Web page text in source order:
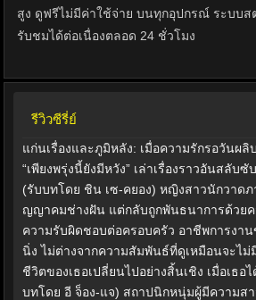
สูง ดูฟรีไม่มีค่าใช้จ่าย บนทุกอุปกรณ์ ระบบส
รับชมได้ต่อเนื่องตลอด 24 ชั่วโมง
รีวิวซีรี่ย์
แก่นเรื่องและภูมิหลัง: เมื่อความรักรอวันผลิ
“เพียงพรุ่งนี้ยังมีหวัง” เล่าเรื่องราวอันสลับ
(รับบทโดย ชิน เซ-คยอง) หญิงสาวนักวาด
ญญาคมช่างฝัน แต่กลับถูกพันธนาการด้วยค
ความรับผิดชอบต่อครอบครัว อาชีพการงาน
นิ่ง ไม่ต่างจากความสัมพันธ์ที่ดูเหมือนจะไม่
ชีวิตของเธอเปลี่ยนไปอย่างสิ้นเชิง เมื่อเธอ
บทโดย อี จ็อง-แจ) สถาปนิกหนุ่มผู้มีความส